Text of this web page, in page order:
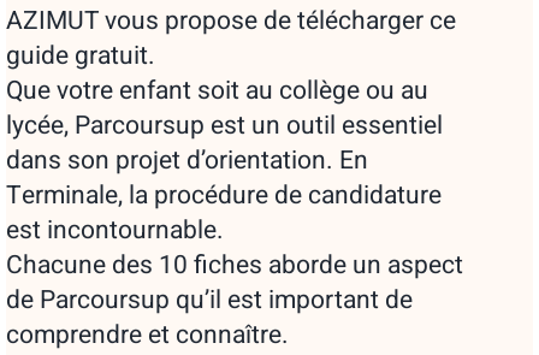
AZIMUT vous propose de télécharger ce
guide gratuit.
Que votre enfant soit au collège ou au
lycée, Parcoursup est un outil essentiel
dans son projet d’orientation. En
Terminale, la procédure de candidature
est incontournable.
Chacune des 10 fiches aborde un aspect
de Parcoursup qu’il est important de
comprendre et connaître.